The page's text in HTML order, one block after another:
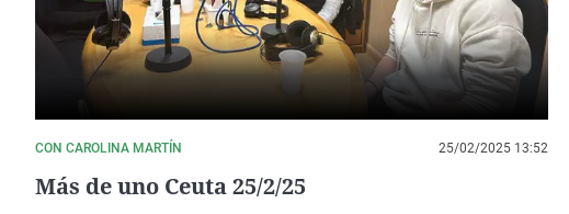
CON CAROLINA MARTÍN 25/02/2025 13:52
Más de uno Ceuta 25/2/25